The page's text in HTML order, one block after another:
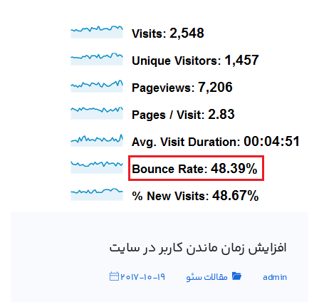
افزایش زمان ماندن کاربر در سایت
admin مقالات سئو 2017-10-19